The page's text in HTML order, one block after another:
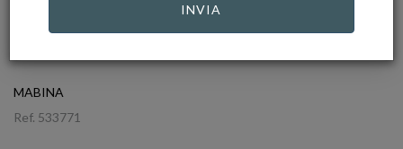
click to zoom
MABINA
Ref. 533771
INVIA